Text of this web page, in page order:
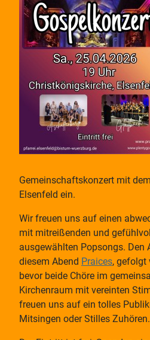
Gemeinschaftskonzert mit
Elsenfeld ein.
Wir freuen uns auf einen
mit mitreißenden und
ausgewählten Popsongs. Den
diesem Abend Praices, gefolgt
bevor beide Chöre im
Kirchenraum mit vereinten
freuen uns auf ein tolles
Mitsingen oder Stilles